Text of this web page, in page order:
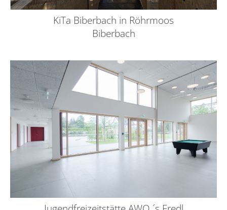
KiTa Biberbach in Röhrmoos
Biberbach